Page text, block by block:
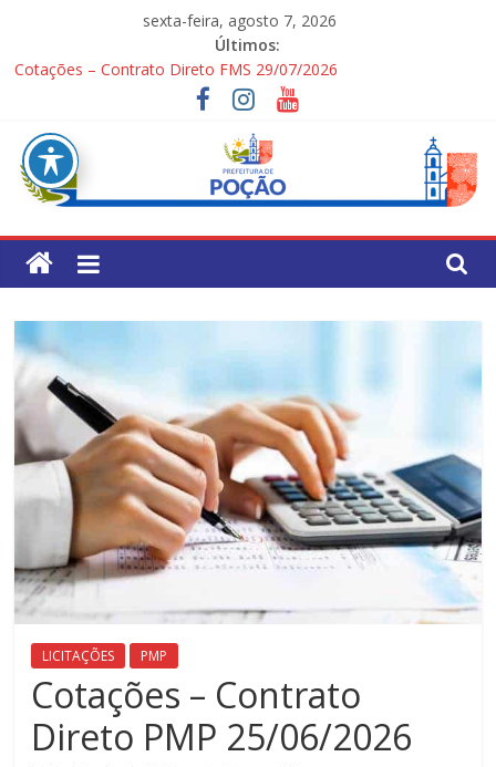
sexta-feira, agosto 7, 2026
Últimos:
Cotações – Contrato Direto FMS 29/07/2026
PONTOS TURÍSTICOS DE POÇÃO
Processo Seletivo Simplificado para Gestores Escolares da Rede
Municipal
1ª Festa dos Pais
Processo Seletivo Simplificado Secretaria de Saúde
Pref.
Mun.
de
Poção
LICITAÇÕES PMP
Cotações – Contrato
Direto PMP 25/06/2026